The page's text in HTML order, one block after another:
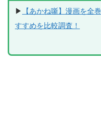
▶
【あかね噺】漫画を全
すすめを比較調査！